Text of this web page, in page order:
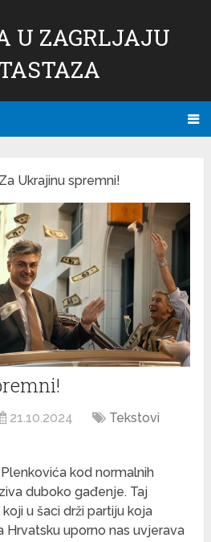
U ZAGRLJAJU
Za Ukrajinu spremni!
21.10.2024
Tekstovi
kod normalnih
duboko gađenje. Taj
u šaci drži partiju koja
uporno nas uvjerava